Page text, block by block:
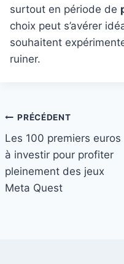
surtout en période de
choix peut s’avérer
souhaitent
ruiner.
Navigation
de
l’article
PRÉCÉDENT
Les 100 premiers euros
à investir pour profiter
pleinement des jeux
Meta Quest